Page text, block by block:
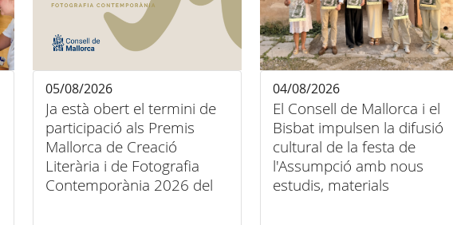
Ja està obert el termini de
participació als Premis
Mallorca de Creació
Literària i de Fotografia
Contemporània 2026 del
05/08/2026
El Consell de Mallorca i el
Bisbat impulsen la difusió
cultural de la festa de
l'Assumpció amb nous
estudis, materials
04/08/2026